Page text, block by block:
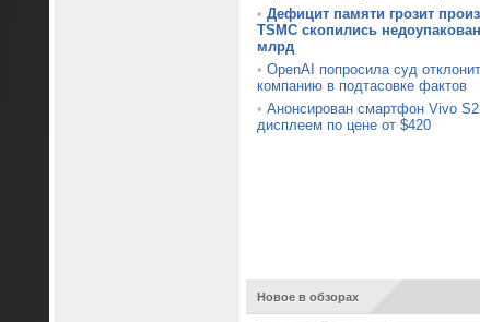
• Дефицит памяти грозит
TSMC скопились
млрд
• OpenAI попросила суд
компанию в подтасовке фактов
• Анонсирован смартфон Vivo
дисплеем по цене от $420
Новое в обзорах